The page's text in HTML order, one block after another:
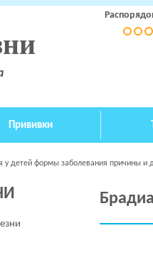
Прививки
у детей формы заболевания причины и